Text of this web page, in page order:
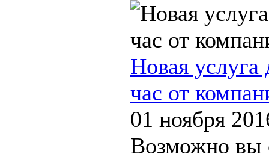
Новая услуга
час от
01 ноября
Возможно вы